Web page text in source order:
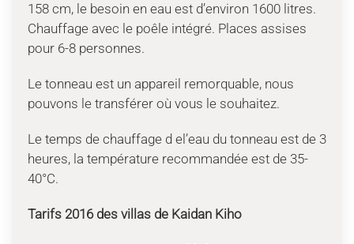
158 cm, le besoin en eau est d’environ 1600 litres.
Chauffage avec le poêle intégré. Places assises
pour 6-8 personnes.
Le tonneau est un appareil remorquable, nous
pouvons le transférer où vous le souhaitez.
Le temps de chauffage d el’eau du tonneau est de 3
heures, la température recommandée est de 35-
40°C.
Tarifs 2016 des villas de Kaidan Kiho